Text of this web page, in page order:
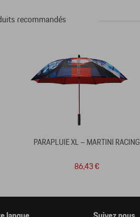
recommandés
PARAPLUIE XL – MARTINI RACING
86,43 €